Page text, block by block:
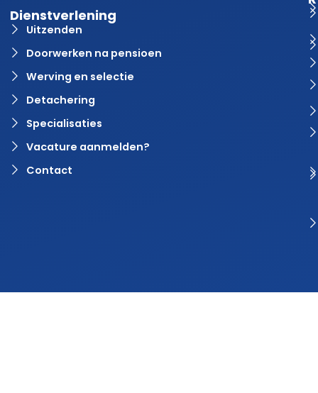
Dienstverlening
Uitzenden
Doorwerken na pensioen
Werving en selectie
Detachering
Specialisaties
Vacature aanmelden?
Contact
© 2024 Rvaring. Alle rechten voorbehouden | Webdesign door